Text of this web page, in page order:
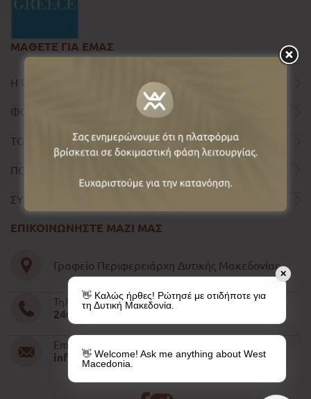
ΜΑΘΕΤΕ ΓΙΑ ΕΜΑΣ
Η ΠΕΡΙΦΕΡΕΙΑ
ΦΟΡΜΑ ΕΠΙΚΟΙΝΩΝΙΑΣ
ΤΟΥΡΙΣΤΙΚΟΣ ΟΔΗΓΟΣ
ΠΟΛΙΤΙΚΗ ΑΠΟΡΡΗΤΟΥ
ΣΥΝΤΕΛΕΣΤΕΣ
ΕΠΙΚΟΙΝΩΝΗΣΤΕ ΜΑΖΙ ΜΑΣ
Γραφείο Περιφερειάρχη Δυτικής Μακεδονίας
Τηλέφωνο
2461052610-11-15
Email
info@pdm.gov.gr
✕
👋 Καλώς ήρθες! Ρώτησέ με οτιδήποτε για
τη Δυτική Μακεδονία.
👋 Welcome! Ask me anything about West
Macedonia.